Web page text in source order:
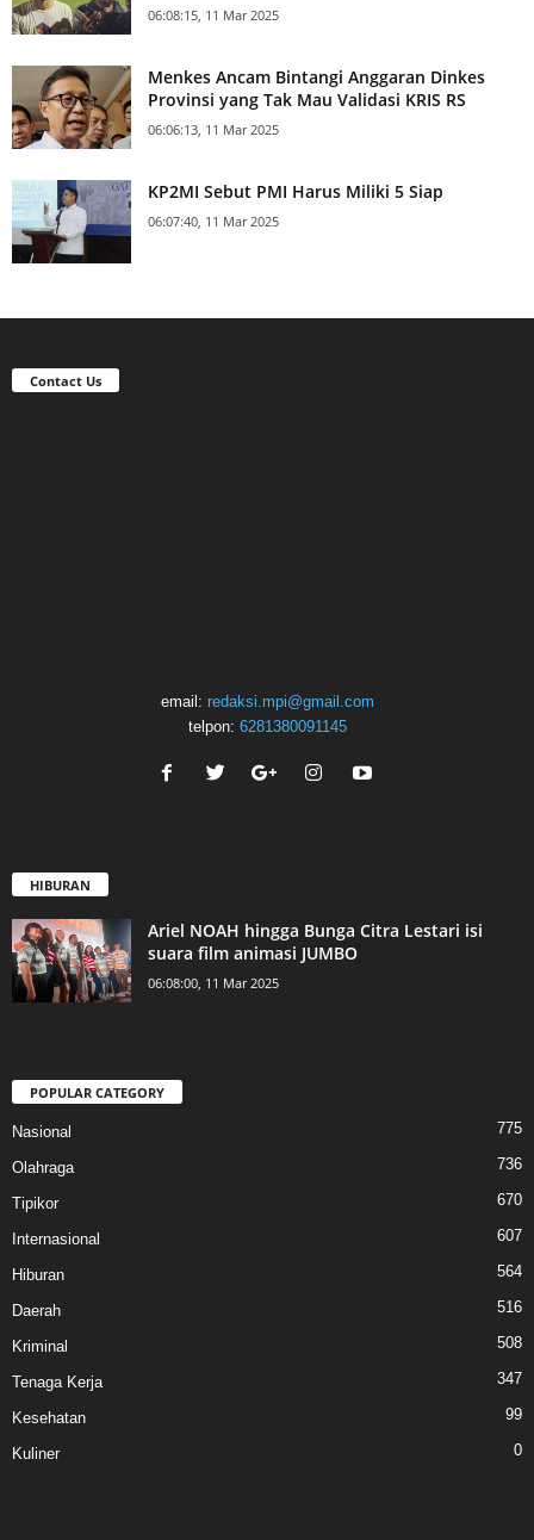
06:08:15, 11 Mar 2025
Menkes Ancam Bintangi Anggaran Dinkes
Provinsi yang Tak Mau Validasi KRIS RS
06:06:13, 11 Mar 2025
KP2MI Sebut PMI Harus Miliki 5 Siap
06:07:40, 11 Mar 2025
Contact Us
email: redaksi.mpi@gmail.com
telpon: 6281380091145
HIBURAN
Ariel NOAH hingga Bunga Citra Lestari isi
suara film animasi JUMBO
06:08:00, 11 Mar 2025
POPULAR CATEGORY
Nasional 775
Olahraga 736
Tipikor 670
Internasional 607
Hiburan 564
Daerah 516
Kriminal 508
Tenaga Kerja 347
Kesehatan 99
Kuliner 0